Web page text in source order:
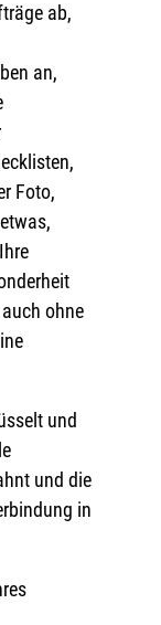
ab,
an,
Foto,
ohne
und
und die
in